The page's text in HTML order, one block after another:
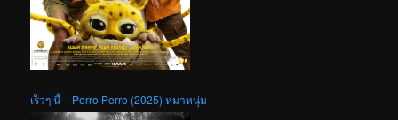
เร็วๆ นี้ – Perro Perro (2025) หมาหนุ่ม